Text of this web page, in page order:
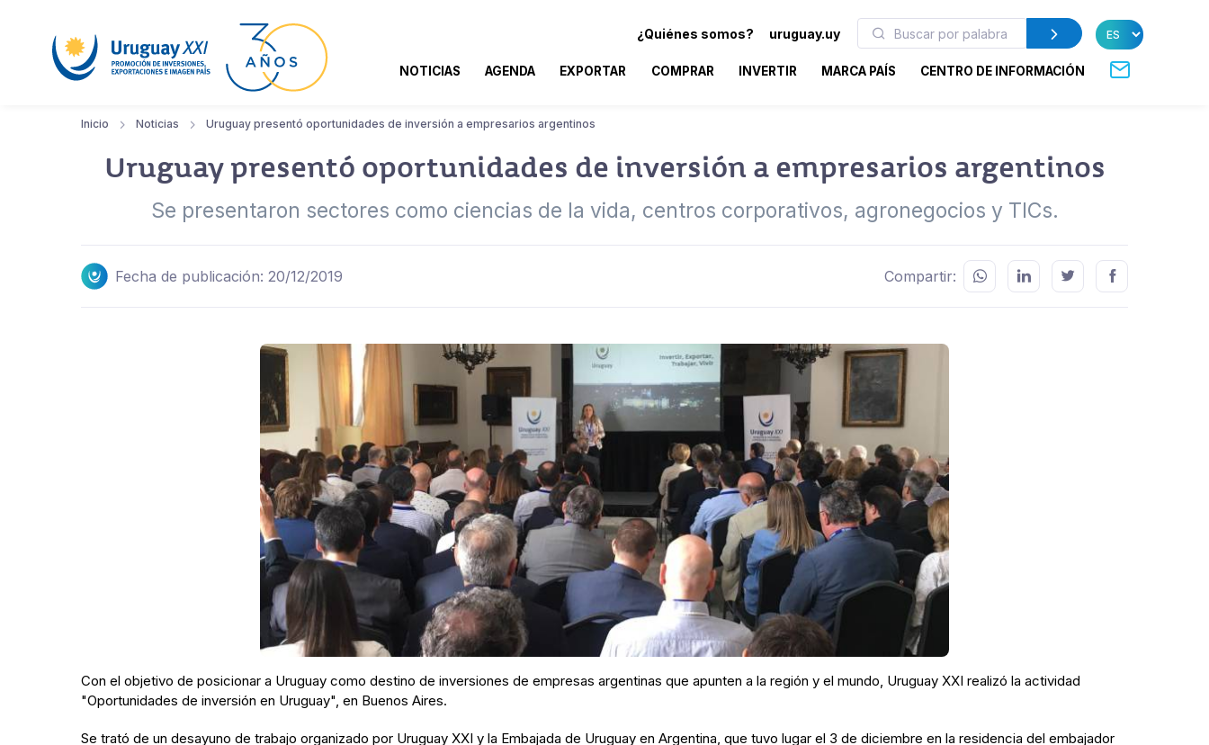
¿Quiénes somos? uruguay.uy
NOTICIAS AGENDA EXPORTAR COMPRAR INVERTIR MARCA PAÍS CENTRO DE INFORMACIÓN
Inicio Noticias Uruguay presentó oportunidades de inversión a empresarios argentinos
Uruguay presentó oportunidades de inversión a empresarios argentinos
Se presentaron sectores como ciencias de la vida, centros corporativos, agronegocios y TICs.
Fecha de publicación: 20/12/2019 Compartir:
Con el objetivo de posicionar a Uruguay como destino de inversiones de empresas argentinas que apunten a la región y el mundo, Uruguay XXI realizó la actividad
"Oportunidades de inversión en Uruguay", en Buenos Aires.
Se trató de un desayuno de trabajo organizado por Uruguay XXI y la Embajada de Uruguay en Argentina, que tuvo lugar el 3 de diciembre en la residencia del embajador